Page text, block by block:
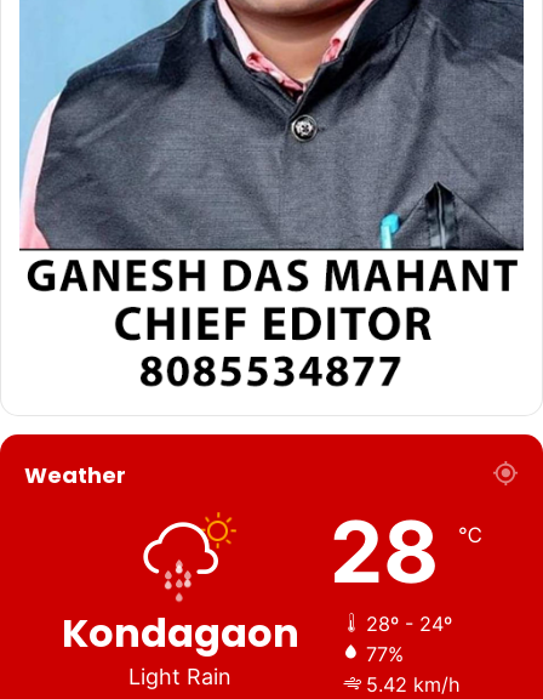
Weather
Kondagaon
Light Rain
28 ℃
28º - 24º
77%
5.42 km/h